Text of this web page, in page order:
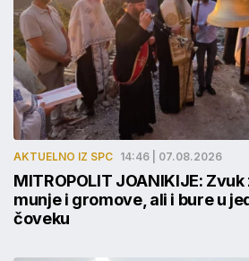
AKTUELNO IZ SPC 14:46 | 07.08.2026
MITROPOLIT JOANIKIJE:
munje i gromove, ali i bure u
čoveku